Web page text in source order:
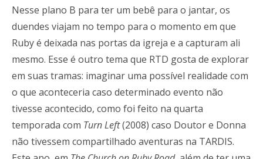
Nesse plano B para ter um bebê para o jantar, os
duendes viajam no tempo para o momento em que
Ruby é deixada nas portas da igreja e a capturam ali
mesmo. Esse é outro tema que RTD gosta de explorar
em suas tramas: imaginar uma possível realidade com
o que aconteceria caso determinado evento não
tivesse acontecido, como foi feito na quarta
temporada com Turn Left(2008) caso Doutor e Donna
não tivessem compartilhado aventuras na TARDIS.